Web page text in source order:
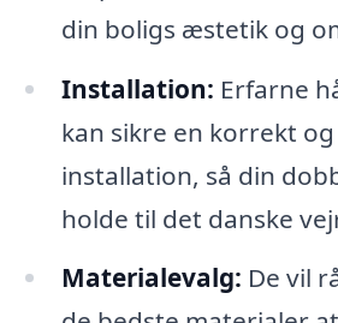
din boligs æstetik og
Installation: Erfarne
kan sikre en korrekt
installation, så din
holde til det danske
Materialevalg: De vil